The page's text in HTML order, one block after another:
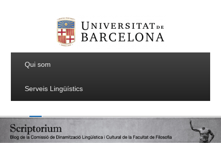
Qui som
Serveis Lingüístics